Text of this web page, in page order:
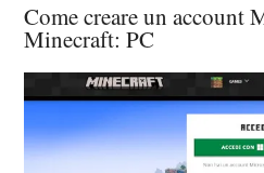
Come creare un account
Minecraft: PC